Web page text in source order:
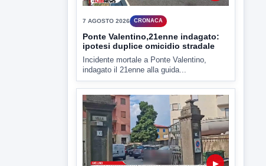
7 AGOSTO 2026 CRONACA
Ponte Valentino,21enne indagato:
ipotesi duplice omicidio stradale
Incidente mortale a Ponte Valentino,
indagato il 21enne alla guida...